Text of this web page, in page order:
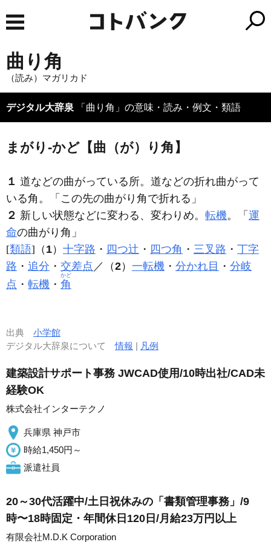
曲り角
（読み）マガリカド
デジタル大辞泉 「曲り角」の意味・読み・例文・類語
まがり‐かど【曲（が）り角】
１ 道などの曲がっている所。道などの折れ曲がって
いる角。「この先の曲がり角 で折れる」
２ 新しい状態などに変わる、変わりめ。 転機。「 運
命の曲がり角 」
[類語]（ 1） 十字路 ・ 四つ辻 ・ 四つ角 ・ 三叉路 ・ 丁字
路 ・ 追分 ・ 交差点 ／（2） 一転機 ・ 分かれ目 ・ 分岐
点 ・ 転機 ・ 角
かど
出典 小学館
デジタル大辞泉について情報 | 凡例
建築設計サポート事務 JWCAD使用/10時出社/CAD未
経験OK
株式会社インターテクノ
兵庫県 神戸市
時給1,450円～
派遣社員
20～30代活躍中/土日祝休みの「書類管理事務」/9
時〜18時固定・年間休日120日/月給23万円以上
有限会社M.D.K Corporation